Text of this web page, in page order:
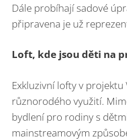
Dále probíhají sadové
připravena je už
Loft, kde jsou děti na
Exkluzivní lofty v
různorodého využití.
bydlení pro rodiny s
mainstreamovým